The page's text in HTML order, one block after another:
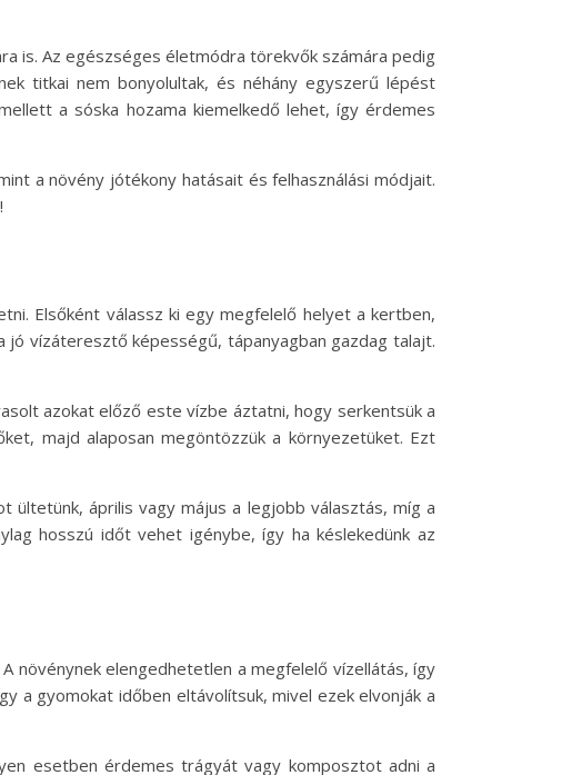
is. Az egészséges életmódra törekvők számára pedig
titkai nem bonyolultak, és néhány egyszerű lépést
a sóska hozama kiemelkedő lehet, így érdemes
a növény jótékony hatásait és felhasználási módjait.
Elsőként válassz ki egy megfelelő helyet a kertben,
jó vízáteresztő képességű, tápanyagban gazdag talajt.
azokat előző este vízbe áztatni, hogy serkentsük a
majd alaposan megöntözzük a környezetüket. Ezt
április vagy május a legjobb választás, míg a
hosszú időt vehet igénybe, így ha késlekedünk az
növénynek elengedhetetlen a megfelelő vízellátás, így
a gyomokat időben eltávolítsuk, mivel ezek elvonják a
esetben érdemes trágyát vagy komposztot adni a